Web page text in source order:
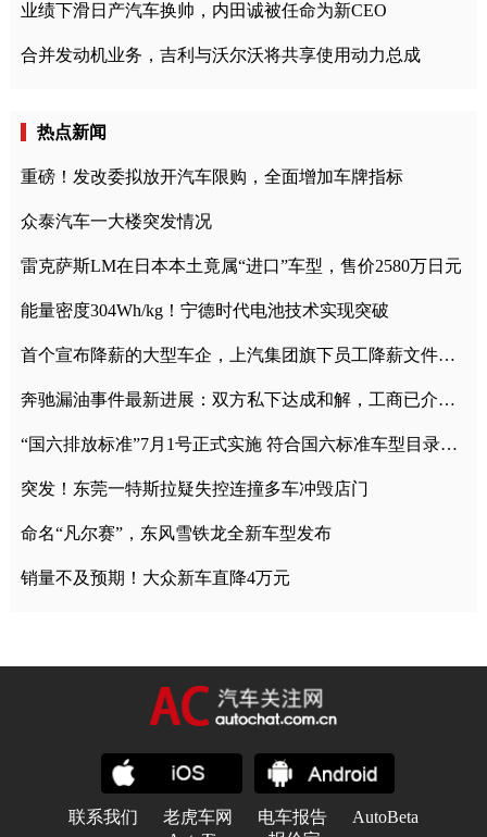
业绩下滑日产汽车换帅，内田诚被任命为新CEO
合并发动机业务，吉利与沃尔沃将共享使用动力总成
热点新闻
重磅！发改委拟放开汽车限购，全面增加车牌指标
众泰汽车一大楼突发情况
雷克萨斯LM在日本本土竟属“进口”车型，售价2580万日元
能量密度304Wh/kg！宁德时代电池技术实现突破
首个宣布降薪的大型车企，上汽集团旗下员工降薪文件曝光
奔驰漏油事件最新进展：双方私下达成和解，工商已介入调查
“国六排放标准”7月1号正式实施 符合国六标准车型目录一览
突发！东莞一特斯拉疑失控连撞多车冲毁店门
命名“凡尔赛”，东风雪铁龙全新车型发布
销量不及预期！大众新车直降4万元
联系我们 老虎车网 电车报告
AutoBeta